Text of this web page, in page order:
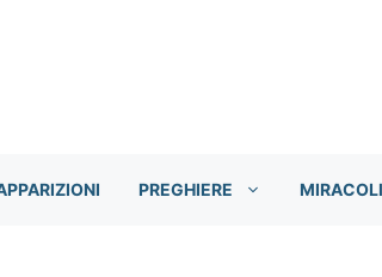
PREGHIERE